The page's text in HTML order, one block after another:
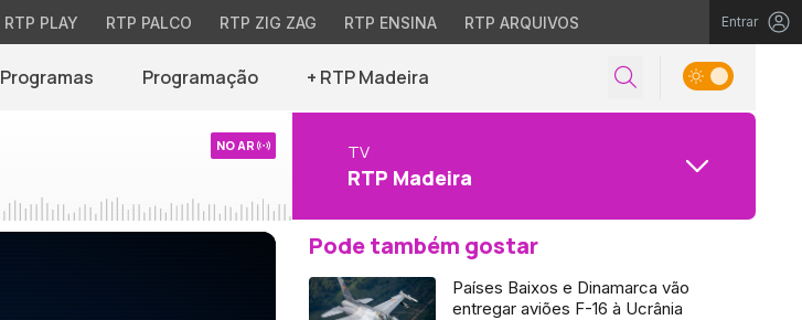
RTP PLAY RTP PALCO RTP ZIG ZAG RTP ENSINA RTP ARQUIVOS Entrar
Programas Programação + RTP Madeira
NO AR TV
RTP Madeira
Pode também gostar
Países Baixos e Dinamarca vão
entregar aviões F-16 à Ucrânia